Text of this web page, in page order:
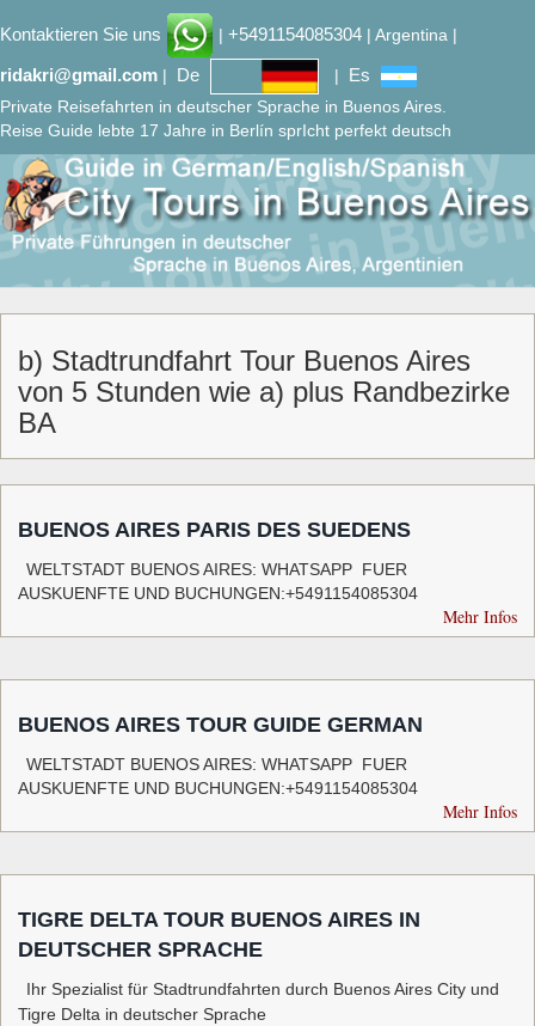
Kontaktieren Sie uns | +5491154085304 | Argentina |
ridakri@gmail.com | De | Es
Private Reisefahrten in deutscher Sprache in Buenos Aires.
Reise Guide lebte 17 Jahre in Berlín sprIcht perfekt deutsch
b) Stadtrundfahrt Tour Buenos Aires
von 5 Stunden wie a) plus Randbezirke
BA
BUENOS AIRES PARIS DES SUEDENS
WELTSTADT BUENOS AIRES: WHATSAPP FUER
AUSKUENFTE UND BUCHUNGEN:+5491154085304
Mehr Infos
BUENOS AIRES TOUR GUIDE GERMAN
WELTSTADT BUENOS AIRES: WHATSAPP FUER
AUSKUENFTE UND BUCHUNGEN:+5491154085304
Mehr Infos
TIGRE DELTA TOUR BUENOS AIRES IN
DEUTSCHER SPRACHE
Ihr Spezialist für Stadtrundfahrten durch Buenos Aires City und
Tigre Delta in deutscher Sprache